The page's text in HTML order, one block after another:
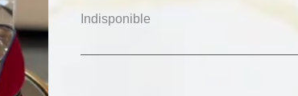
Indisponible